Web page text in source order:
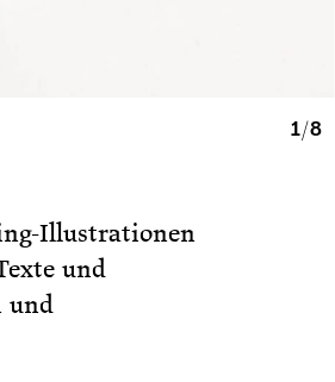
1/8
Illustrationen
und
und